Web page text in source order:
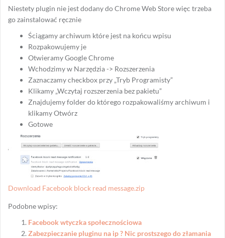
Niestety plugin nie jest dodany do Chrome Web Store więc trzeba
go zainstalować ręcznie
Ściągamy archiwum które jest na końcu wpisu
Rozpakowujemy je
Otwieramy Google Chrome
Wchodzimy w Narzędzia -> Rozszerzenia
Zaznaczamy checkbox przy „Tryb Programisty”
Klikamy „Wczytaj rozszerzenia bez pakietu”
Znajdujemy folder do którego rozpakowaliśmy archiwum i
klikamy Otwórz
Gotowe
Download Facebook block read message.zip
Podobne wpisy:
Facebook wtyczka społecznościowa
Zabezpieczanie pluginu na ip ? Nic prostszego do złamania